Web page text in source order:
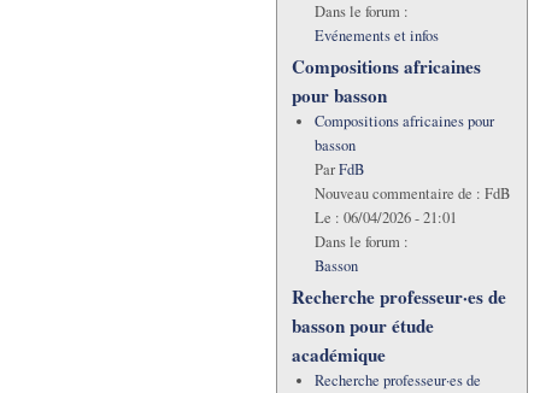
Dans le forum :
Evénements et infos
Compositions africaines
pour basson
Compositions africaines pour
basson
ParFdB
Nouveau commentaire de : FdB
Le : 06/04/2026 - 21:01
Dans le forum :
Basson
Recherche professeur·es de
basson pour étude
académique
Recherche professeur·es de